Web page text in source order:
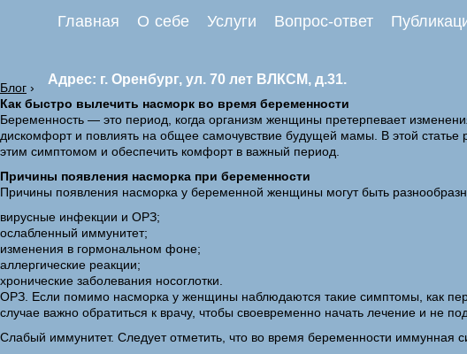
Главная О себе Услуги Вопрос-ответ
Адрес: г. Оренбург, ул. 70 лет ВЛКСМ, д.31.
Блог ›
Как быстро вылечить насморк во время беременности
Беременность — это период, когда организм женщины претерпевает
дискомфорт и повлиять на общее самочувствие будущей мамы. В этой
этим симптомом и обеспечить комфорт в важный период.
Причины появления насморка при беременности
Причины появления насморка у беременной женщины могут быть
вирусные инфекции и ОРЗ;
ослабленный иммунитет;
изменения в гормональном фоне;
аллергические реакции;
хронические заболевания носоглотки.
ОРЗ. Если помимо насморка у женщины наблюдаются такие симптомы, как
случае важно обратиться к врачу, чтобы своевременно начать лечение и не
Слабый иммунитет. Следует отметить, что во время беременности иммунная